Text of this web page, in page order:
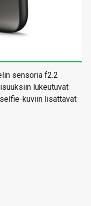
sensoria f2.2
lukeutuvat
kuviin lisättävät